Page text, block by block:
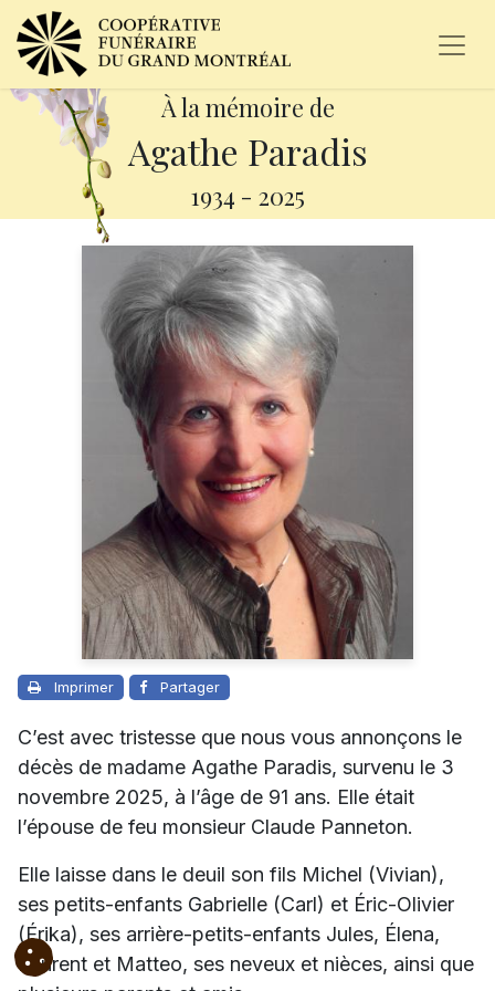
À la mémoire de
Agathe Paradis
1934 - 2025
Imprimer Partager
C’est avec tristesse que nous vous annonçons le
décès de madame Agathe Paradis, survenu le 3
novembre 2025, à l’âge de 91 ans. Elle était
l’épouse de feu monsieur Claude Panneton.
Elle laisse dans le deuil son fils Michel (Vivian),
ses petits-enfants Gabrielle (Carl) et Éric-Olivier
(Érika), ses arrière-petits-enfants Jules, Élena,
Laurent et Matteo, ses neveux et nièces, ainsi que